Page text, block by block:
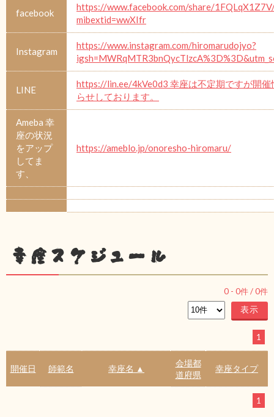
facebook
https://www.facebook.com/share/
mibextid=wwXIfr
Instagram
https://www.instagram.com/hiromarudojyo?
LINE
https://lin.ee/4kVe0d3 幸座は不定期ですが開催
らせしております。
Ameba 幸
座の状況
をアップ
してま
す、
https://ameblo.jp/onoresho-hiromaru/
幸座スケジュール
0 - 0件 /0件
1
開催日 師範名 幸座名 ▲
会場都
道府県
幸座タイプ
1